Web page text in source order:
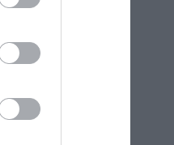
los
que